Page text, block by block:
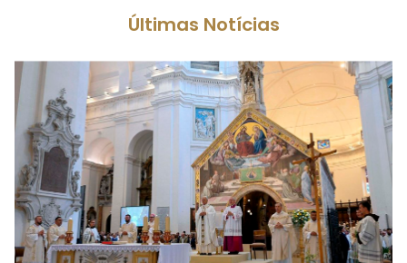
Últimas Notícias